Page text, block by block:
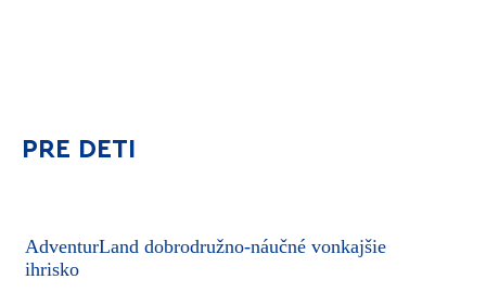
PRE DETI
AdventurLand dobrodružno-náučné vonkajšie
ihrisko